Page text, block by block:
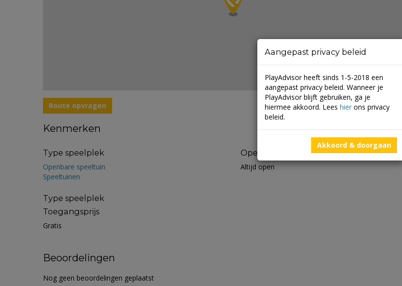
Leaflet | ©Mapbox ©
Route opvragen
Kenmerken
Type speelplek
Openbare speeltuin
Speeltuinen
Type speelplek
Toegangsprijs
Gratis
Openingstijden
Altijd open
Beoordelingen
Nog geen beoordelingen geplaatst
Aangepast privacy beleid
PlayAdvisor heeft sinds 1-5-2018 een
aangepast privacy beleid. Wanneer je
PlayAdvisor blijft gebruiken, ga je
hiermee akkoord. Lees hier ons privacy
beleid.
Akkoord & doorgaan